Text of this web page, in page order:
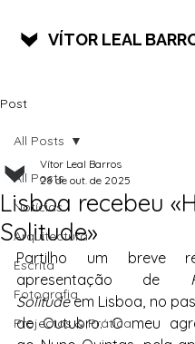
VÍTOR LEAL
Post
All Posts
Notícias
Arquitectura
Escrita
Fotografia
Projectos & Prática
All Posts
Lisboa recebeu
Solitude»
Vítor Leal Barros
28 de out. de 2025
Partilho um breve
apresentação de
Solitude em Lisboa, no
de Outubro. O meu